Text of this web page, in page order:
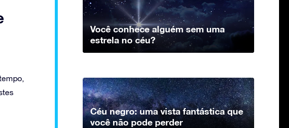
Você conhece alguém sem uma
estrela no céu?
Céu negro: uma vista fantástica que
você não pode perder